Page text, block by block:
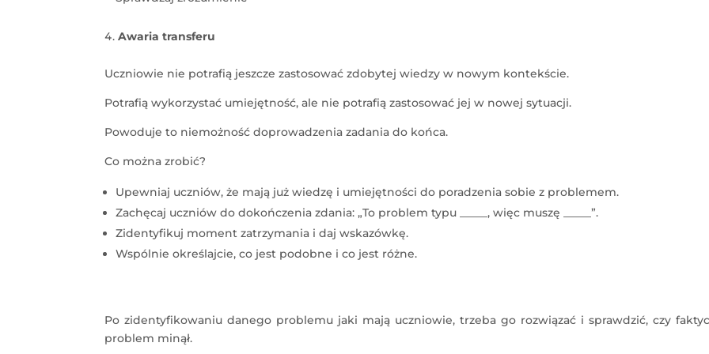
Awaria transferu
Uczniowie nie potrafią jeszcze zastosować zdobytej wiedzy w nowym kontekście.
Potrafią wykorzystać umiejętność, ale nie potrafią zastosować jej w nowej sytuacji.
Powoduje to niemożność doprowadzenia zadania do końca.
Co można zrobić?
Upewniaj uczniów, że mają już wiedzę i umiejętności do poradzenia sobie z problemem.
Zachęcaj uczniów do dokończenia zdania: „To problem typu _____, więc muszę _____”.
Zidentyfikuj moment zatrzymania i daj wskazówkę.
Wspólnie określajcie, co jest podobne i co jest różne.
Po zidentyfikowaniu danego problemu jaki mają uczniowie, trzeba go rozwiązać i sprawdzić, czy
problem minął.